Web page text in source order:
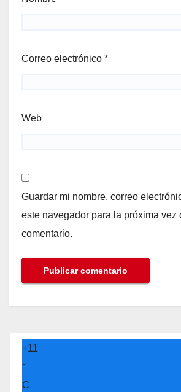
Correo electrónico *
Web
Guardar mi nombre, correo
este navegador para la próxima vez
comentario.
+11
°
C